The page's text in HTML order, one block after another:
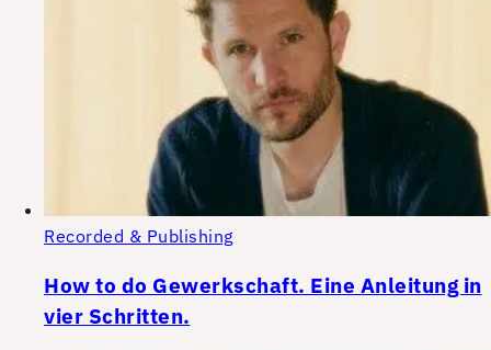
Recorded & Publishing
How to do Gewerkschaft. Eine Anleitung in
vier Schritten.